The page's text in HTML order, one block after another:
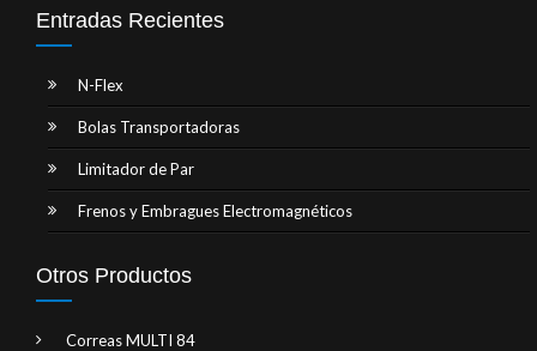
Entradas Recientes
N-Flex
Bolas Transportadoras
Limitador de Par
Frenos y Embragues Electromagnéticos
Otros Productos
Correas MULTI 84